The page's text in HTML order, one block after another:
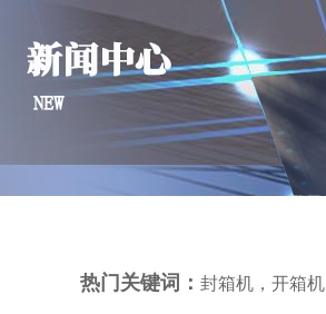
热门关键词： 封箱机 ， 开箱机